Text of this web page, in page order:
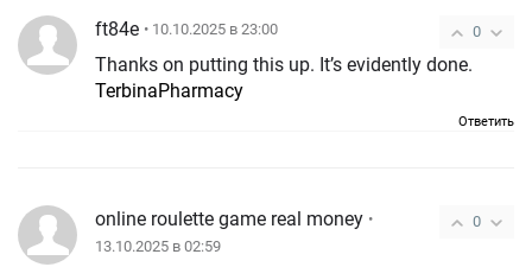
0
ft84e • 10.10.2025 в 23:00
Thanks on putting this up. It’s evidently done.
TerbinaPharmacy
Ответить
0
online roulette game real money •
13.10.2025 в 02:59